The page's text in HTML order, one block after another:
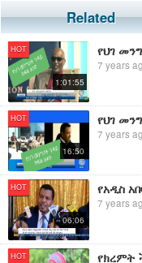
Related
HOT
1:01:55
የህገ
7 years
HOT
16:50
የህገ
7 years
HOT
06:06
የአዲስ
7 years
HOT የክረምት